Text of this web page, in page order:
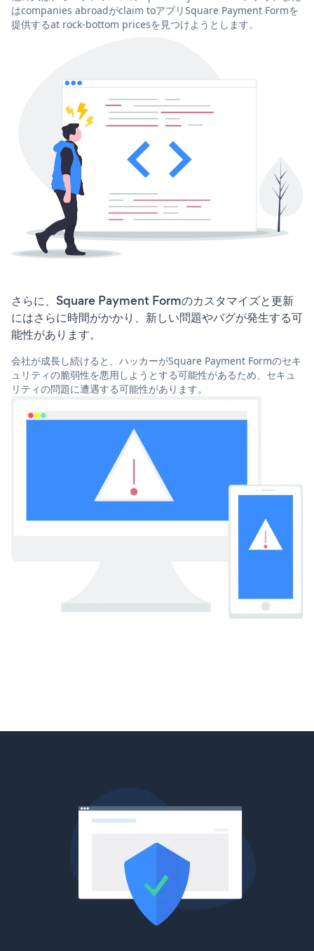
はcompanies abroadがclaim toアプリSquare Payment Formを
提供するat rock-bottom pricesを見つけようとします。
さらに、Square Payment Formのカスタマイズと更新
にはさらに時間がかかり、新しい問題やバグが発生する可
能性があります。
会社が成長し続けると、ハッカーがSquare Payment Formのセキ
ュリティの脆弱性を悪用しようとする可能性があるため、セキュ
リティの問題に遭遇する可能性があります。